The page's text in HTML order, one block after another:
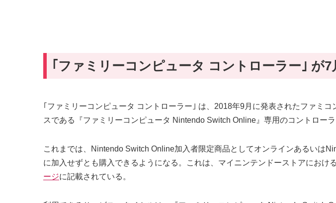
｢ファミリーコンピュータ コントローラー｣ が
｢ファミリーコンピュータ コントローラー｣ は、2018年9月に発表されたファミ
スである『ファミリーコンピュータ Nintendo Switch Online』専用のコントロー
これまでは、Nintendo Switch Online加入者限定商品としてオンラインあるいは
に加入せずとも購入できるようになる。これは、マイニンテンドーストアにお
ージに記載されている。